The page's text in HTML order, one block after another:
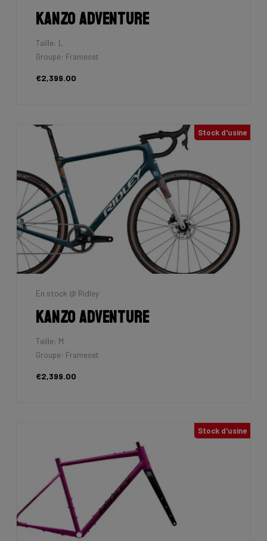
Kanzo Adventure
Taille: L
Groupe: Frameset
€2,399.00
Stock d'usine
En stock @ Ridley
Kanzo Adventure
Taille: M
Groupe: Frameset
€2,399.00
Stock d'usine